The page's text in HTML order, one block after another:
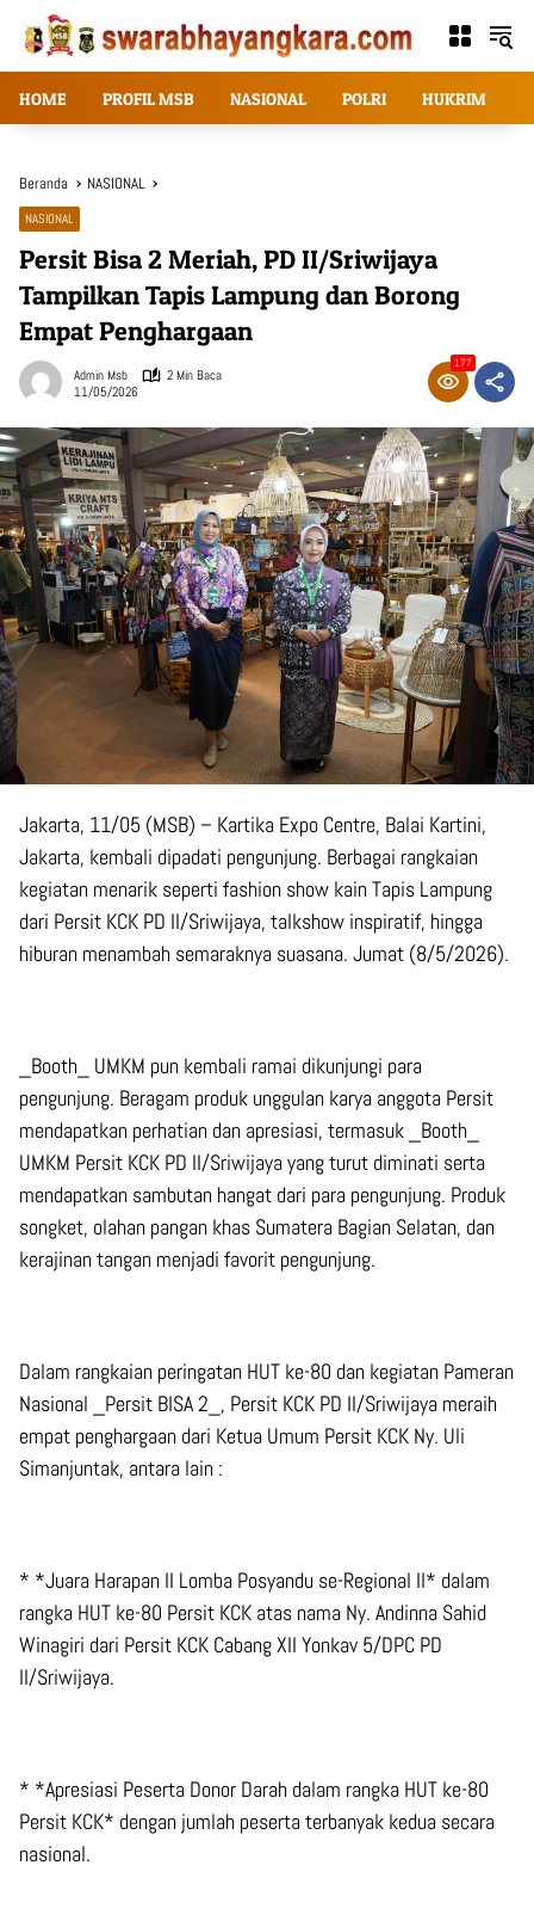
Langsung
konten
HOME PROFIL MSB NASIONAL POLRI HUKRIM
Beranda NASIONAL
NASIONAL
Persit Bisa 2 Meriah, PD II/Sriwijaya
Tampilkan Tapis Lampung dan Borong
Empat Penghargaan
Admin Msb
2 Min Baca
11/05/2026
177
Jakarta, 11/05 (MSB) – Kartika Expo Centre, Balai Kartini,
Jakarta, kembali dipadati pengunjung. Berbagai rangkaian
kegiatan menarik seperti fashion show kain Tapis Lampung
dari Persit KCK PD II/Sriwijaya, talkshow inspiratif, hingga
hiburan menambah semaraknya suasana. Jumat (8/5/2026).
_Booth_ UMKM pun kembali ramai dikunjungi para
pengunjung. Beragam produk unggulan karya anggota Persit
mendapatkan perhatian dan apresiasi, termasuk _Booth_
UMKM Persit KCK PD II/Sriwijaya yang turut diminati serta
mendapatkan sambutan hangat dari para pengunjung. Produk
songket, olahan pangan khas Sumatera Bagian Selatan, dan
kerajinan tangan menjadi favorit pengunjung.
Dalam rangkaian peringatan HUT ke-80 dan kegiatan Pameran
Nasional _Persit BISA 2_, Persit KCK PD II/Sriwijaya meraih
empat penghargaan dari Ketua Umum Persit KCK Ny. Uli
Simanjuntak, antara lain :
* *Juara Harapan II Lomba Posyandu se-Regional II* dalam
rangka HUT ke-80 Persit KCK atas nama Ny. Andinna Sahid
Winagiri dari Persit KCK Cabang XII Yonkav 5/DPC PD
II/Sriwijaya.
* *Apresiasi Peserta Donor Darah dalam rangka HUT ke-80
Persit KCK* dengan jumlah peserta terbanyak kedua secara
nasional.